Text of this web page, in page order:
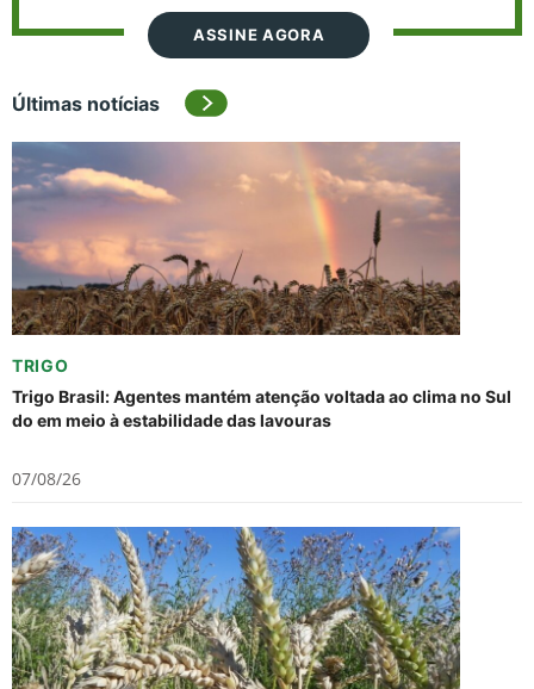
ASSINE AGORA
Últimas notícias
TRIGO
Trigo Brasil: Agentes mantém atenção voltada ao clima no Sul
do em meio à estabilidade das lavouras
07/08/26